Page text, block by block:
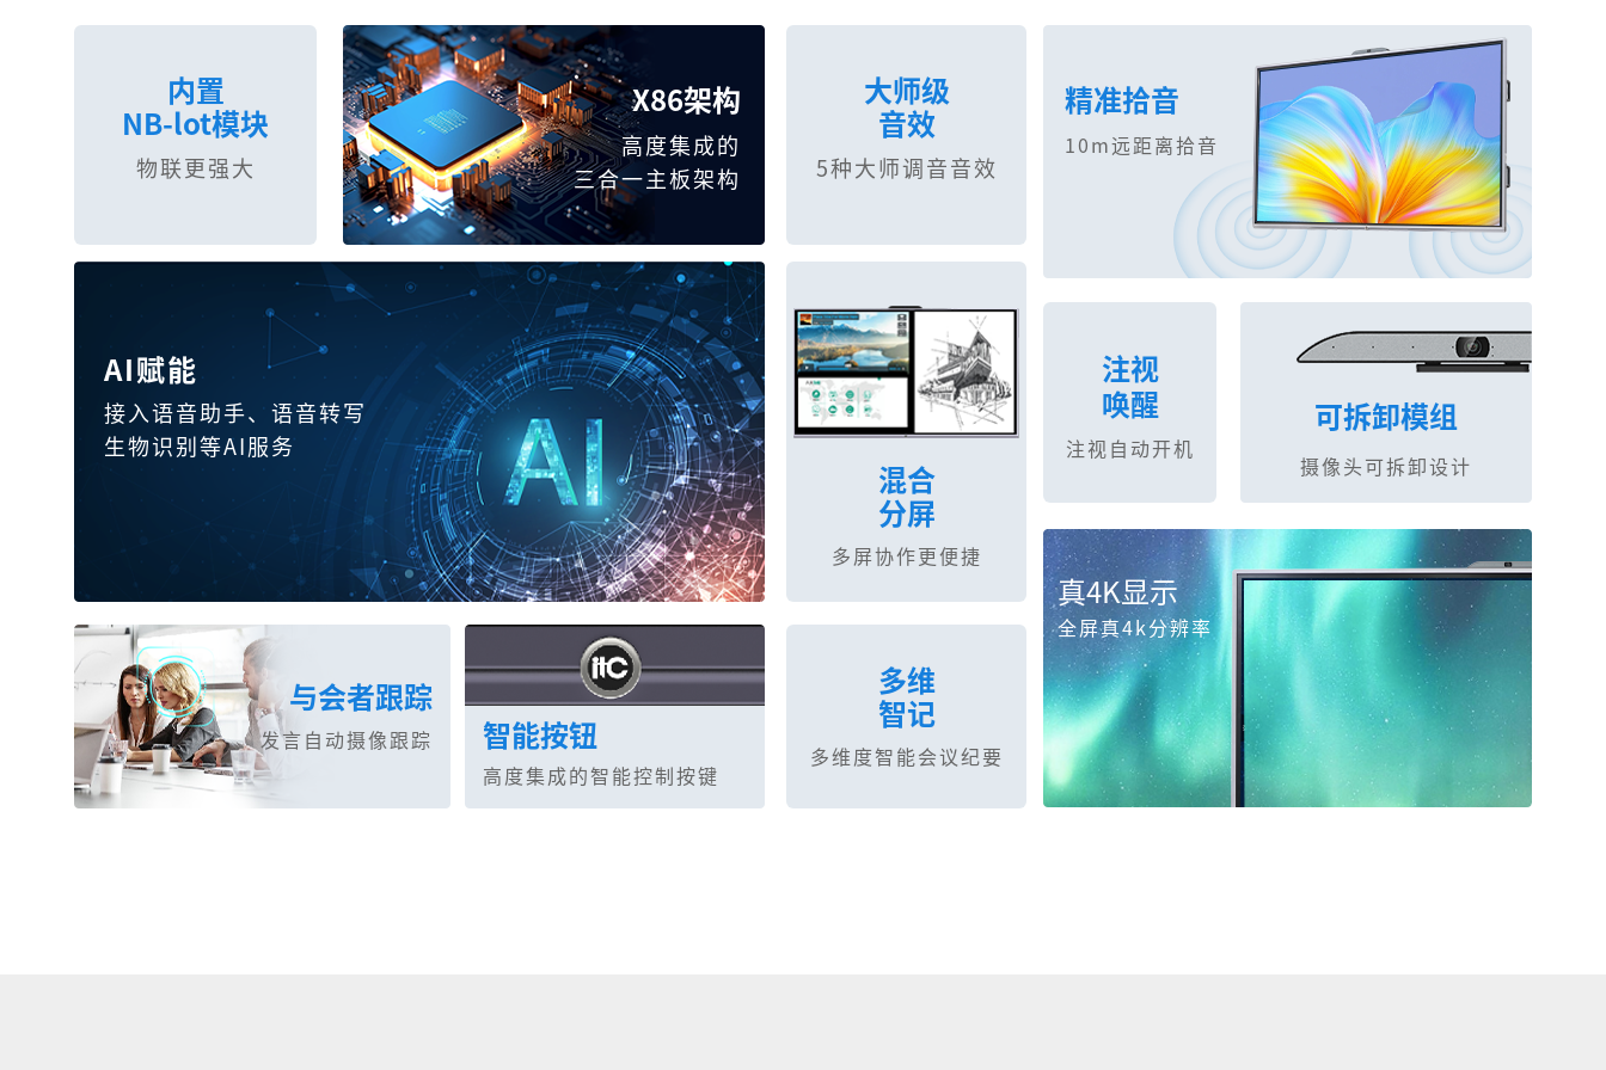
内置
NB-lot模块
物联更强大
X86架构
高度集成的
三合一主板架构
AI赋能
接入语音助手、语音转写
生物识别等AI服务
与会者跟踪
发言自动摄像跟踪 智能按钮
高度集成的智能控制按键
大师级
音效
5种大师调音音效
混合
分屏
多屏协作更便捷
多维
智记
多维度智能会议纪要
精准拾音
10m远距离拾音
注视
唤醒
注视自动开机
可拆卸模组
摄像头可拆卸设计
真4K显示
全屏真4k分辨率